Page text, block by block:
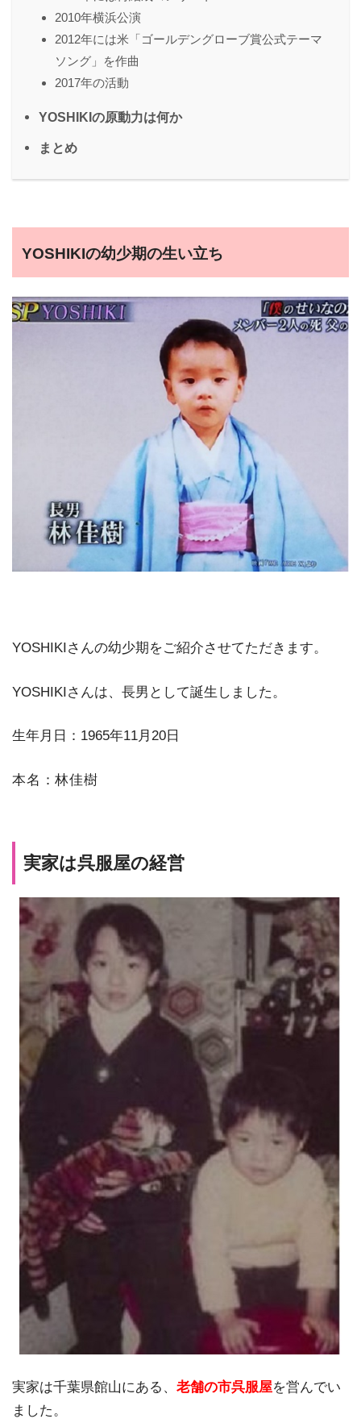
2010年横浜公演
2012年には米「ゴールデングローブ賞公式テーマ
ソング」を作曲
2017年の活動
YOSHIKIの原動力は何か
まとめ
YOSHIKIの幼少期の生い立ち
YOSHIKIさんの幼少期をご紹介させてただきます。
YOSHIKIさんは、長男として誕生しました。
生年月日：1965年11月20日
本名：林佳樹
実家は呉服屋の経営
実家は千葉県館山にある、 老舗の市呉服屋を営んでい
ました。